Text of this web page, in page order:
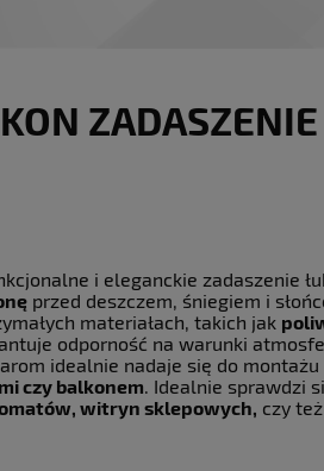
i eleganckie zadaszenie
przed deszczem, śniegiem i
materiałach, takich jak
odporność na warunki
idealnie nadaje się do montażu
czy balkonem. Idealnie sprawdzi
witryn sklepowych, czy też